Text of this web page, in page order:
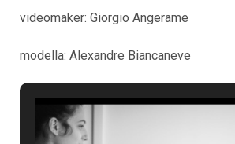
videomaker: Giorgio Angerame
modella: Alexandre Biancaneve